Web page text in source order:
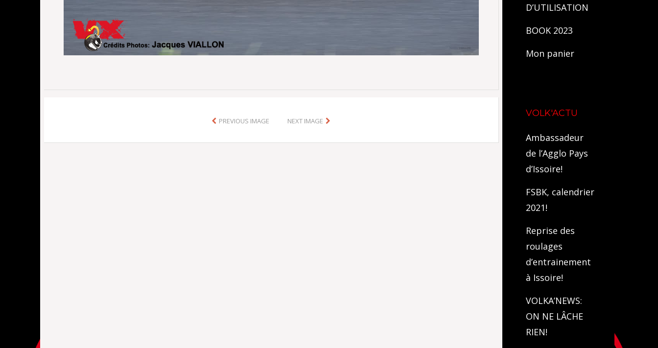
PREVIOUS IMAGE NEXT IMAGE
D’UTILISATION
BOOK 2023
Mon panier
VOLK'ACTU
Ambassadeur
de l’Agglo Pays
d’Issoire!
FSBK, calendrier
2021!
Reprise des
roulages
d’entrainement
à Issoire!
VOLKA’NEWS:
ON NE LÂCHE
RIEN!